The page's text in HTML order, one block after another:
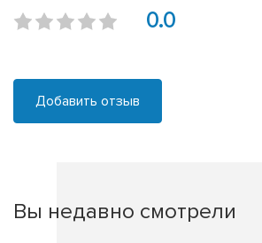
0.0
Добавить отзыв
Вы недавно смотрели